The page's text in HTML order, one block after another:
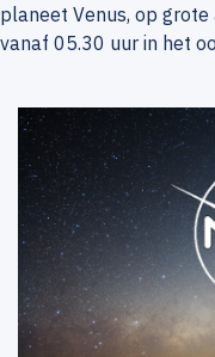
planeet Venus, op
vanaf 05.30 uur in het